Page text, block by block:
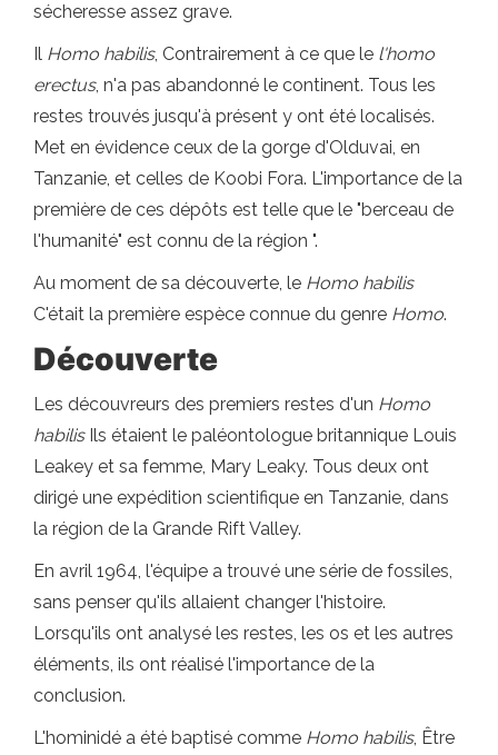
sécheresse assez grave.
Il Homo habilis, Contrairement à ce que le l'homo
erectus, n'a pas abandonné le continent. Tous les
restes trouvés jusqu'à présent y ont été localisés.
Met en évidence ceux de la gorge d'Olduvai, en
Tanzanie, et celles de Koobi Fora. L'importance de la
première de ces dépôts est telle que le "berceau de
l'humanité" est connu de la région ".
Au moment de sa découverte, le Homo habilis
C'était la première espèce connue du genre Homo.
Découverte
Les découvreurs des premiers restes d'un Homo
habilisIls étaient le paléontologue britannique Louis
Leakey et sa femme, Mary Leaky. Tous deux ont
dirigé une expédition scientifique en Tanzanie, dans
la région de la Grande Rift Valley.
En avril 1964, l'équipe a trouvé une série de fossiles,
sans penser qu'ils allaient changer l'histoire.
Lorsqu'ils ont analysé les restes, les os et les autres
éléments, ils ont réalisé l'importance de la
conclusion.
L'hominidé a été baptisé comme Homo habilis, Être